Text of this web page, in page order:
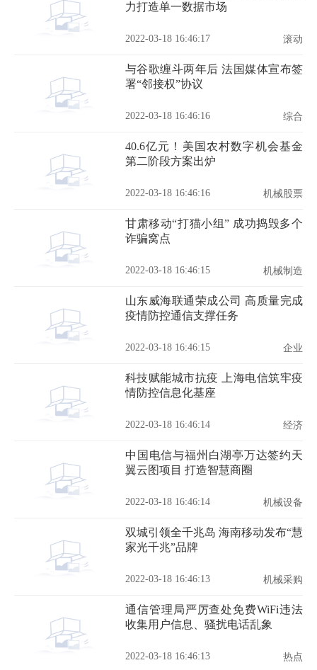
力打造单一数据市场
2022-03-18 16:46:17 滚动
与谷歌缠斗两年后 法国媒体宣布签
署“邻接权”协议
2022-03-18 16:46:16 综合
40.6亿元！美国农村数字机会基金
第二阶段方案出炉
2022-03-18 16:46:16 机械股票
甘肃移动“打猫小组” 成功捣毁多个
诈骗窝点
2022-03-18 16:46:15 机械制造
山东威海联通荣成公司 高质量完成
疫情防控通信支撑任务
2022-03-18 16:46:15 企业
科技赋能城市抗疫 上海电信筑牢疫
情防控信息化基座
2022-03-18 16:46:14 经济
中国电信与福州白湖亭万达签约天
翼云图项目 打造智慧商圈
2022-03-18 16:46:14 机械设备
双城引领全千兆岛 海南移动发布“慧
家光千兆”品牌
2022-03-18 16:46:13 机械采购
通信管理局严厉查处免费WiFi违法
收集用户信息、骚扰电话乱象
2022-03-18 16:46:13 热点